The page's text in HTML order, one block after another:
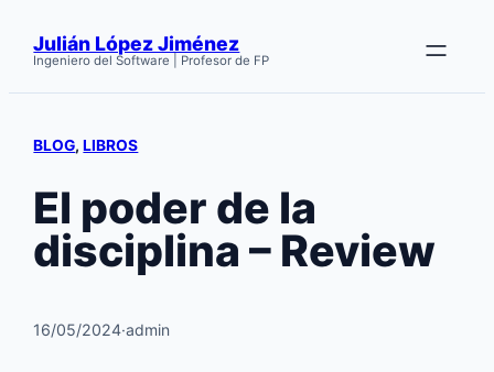
contenido
Julián López Jiménez
Ingeniero del Software | Profesor de FP
BLOG, LIBROS
El poder de la
disciplina – Review
16/05/2024·admin